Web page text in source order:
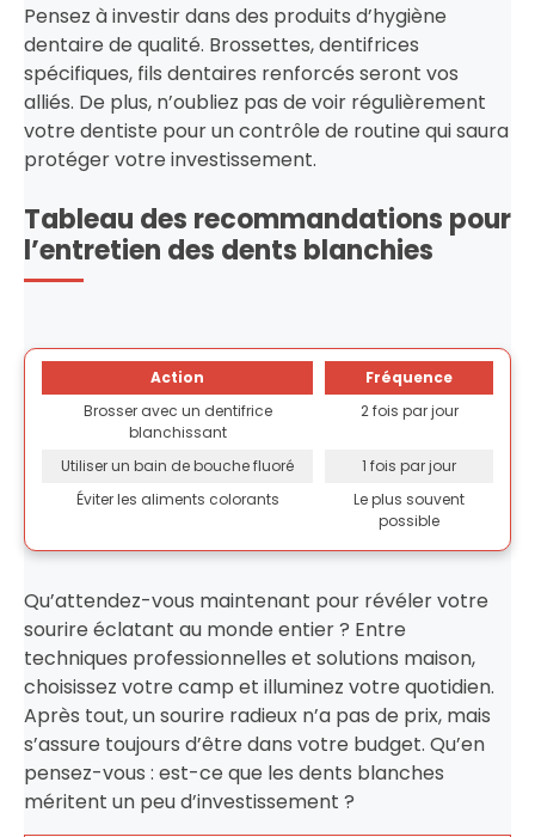
Pensez à investir dans des produits d’hygiène
dentaire de qualité. Brossettes, dentifrices
spécifiques, fils dentaires renforcés seront vos
alliés. De plus, n’oubliez pas de voir régulièrement
votre dentiste pour un contrôle de routine qui saura
protéger votre investissement.
Tableau des recommandations pour
l’entretien des dents blanchies
Action
Fréquence
Brosser avec un dentifrice
blanchissant
2 fois par jour
Utiliser un bain de bouche fluoré
1 fois par jour
Éviter les aliments colorants
Le plus souvent
possible
Qu’attendez-vous maintenant pour révéler votre
sourire éclatant au monde entier ? Entre
techniques professionnelles et solutions maison,
choisissez votre camp et illuminez votre quotidien.
Après tout, un sourire radieux n’a pas de prix, mais
s’assure toujours d’être dans votre budget. Qu’en
pensez-vous : est-ce que les dents blanches
méritent un peu d’investissement ?